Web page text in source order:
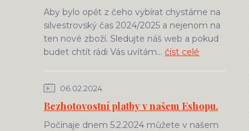
Aby bylo opět z čeho vybírat chystáme na
silvestrovský čas 2024/2025 a nejenom na
ten nové zboží. Sledujte náš web a pokud
budet chtít rádi Vás uvítám... číst celé
06.02.2024
Bezhotovostní platby v našem Eshopu.
Počínaje dnem 5.2.2024 můžete v našem